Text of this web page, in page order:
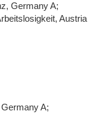
Germany A;
Austria
A;